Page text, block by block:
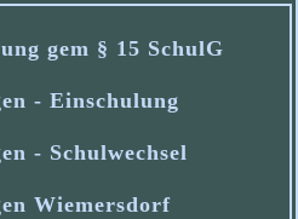
gem § 15 SchulG
- Einschulung
- Schulwechsel
Wiemersdorf